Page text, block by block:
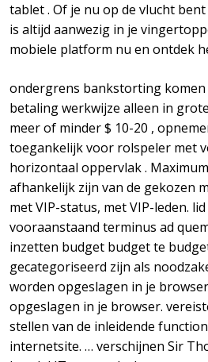
tablet . Of je nu op de vlucht
is altijd aanwezig in je
mobiele platform nu en ontdek
ondergrens bankstorting
betaling werkwijze alleen in
meer of minder $ 10-20 ,
toegankelijk voor rolspeler met
horizontaal oppervlak .
afhankelijk zijn van de gekozen
met VIP-status, met VIP-leden.
vooraanstaand terminus ad
inzetten budget budget te
gecategoriseerd zijn als
worden opgeslagen in je
opgeslagen in je browser.
stellen van de inleidende
internetsite. … verschijnen Sir